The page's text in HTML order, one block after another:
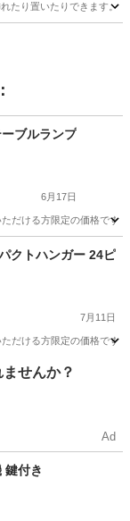
たり置いたりできます。
ブルランプ
6月17日
だける方限定の価格です
クトハンガー 24ピ
7月11日
だける方限定の価格です
ませんか？
Ad
鍵付き